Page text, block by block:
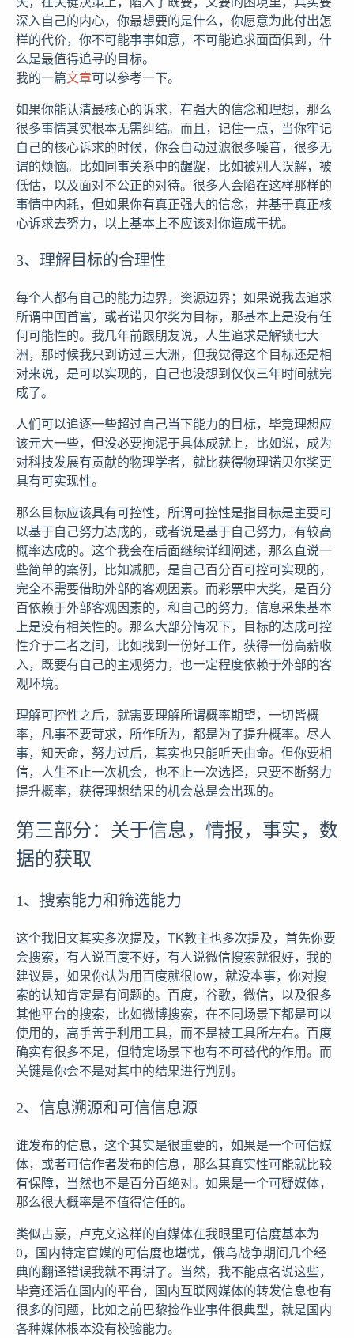
深入自己的内心，你最想要的是什么，你愿意为此付出怎
样的代价，你不可能事事如意，不可能追求面面俱到，什
么是最值得追寻的目标。
我的一篇文章可以参考一下。
如果你能认清最核心的诉求，有强大的信念和理想，那么
很多事情其实根本无需纠结。而且，记住一点，当你牢记
自己的核心诉求的时候，你会自动过滤很多噪音，很多无
谓的烦恼。比如同事关系中的龌龊，比如被别人误解，被
低估，以及面对不公正的对待。很多人会陷在这样那样的
事情中内耗，但如果你有真正强大的信念，并基于真正核
心诉求去努力，以上基本上不应该对你造成干扰。
3、理解目标的合理性
每个人都有自己的能力边界，资源边界；如果说我去追求
所谓中国首富，或者诺贝尔奖为目标，那基本上是没有任
何可能性的。我几年前跟朋友说，人生追求是解锁七大
洲，那时候我只到访过三大洲，但我觉得这个目标还是相
对来说，是可以实现的，自己也没想到仅仅三年时间就完
成了。
人们可以追逐一些超过自己当下能力的目标，毕竟理想应
该元大一些，但没必要拘泥于具体成就上，比如说，成为
对科技发展有贡献的物理学者，就比获得物理诺贝尔奖更
具有可实现性。
那么目标应该具有可控性，所谓可控性是指目标是主要可
以基于自己努力达成的，或者说是基于自己努力，有较高
概率达成的。这个我会在后面继续详细阐述，那么直说一
些简单的案例，比如减肥，是自己百分百可控可实现的，
完全不需要借助外部的客观因素。而彩票中大奖，是百分
百依赖于外部客观因素的，和自己的努力，信息采集基本
上是没有相关性的。那么大部分情况下，目标的达成可控
性介于二者之间，比如找到一份好工作，获得一份高薪收
入，既要有自己的主观努力，也一定程度依赖于外部的客
观环境。
理解可控性之后，就需要理解所谓概率期望，一切皆概
率，凡事不要苛求，所作所为，都是为了提升概率。尽人
事，知天命，努力过后，其实也只能听天由命。但你要相
信，人生不止一次机会，也不止一次选择，只要不断努力
提升概率，获得理想结果的机会总是会出现的。
第三部分：关于信息，情报，事实，数
据的获取
1、搜索能力和筛选能力
这个我旧文其实多次提及，TK教主也多次提及，首先你要
会搜索，有人说百度不好，有人说微信搜索就很好，我的
建议是，如果你认为用百度就很low，就没本事，你对搜
索的认知肯定是有问题的。百度，谷歌，微信，以及很多
其他平台的搜索，比如微博搜索，在不同场景下都是可以
使用的，高手善于利用工具，而不是被工具所左右。百度
确实有很多不足，但特定场景下也有不可替代的作用。而
关键是你会不是对其中的结果进行判别。
2、信息溯源和可信信息源
谁发布的信息，这个其实是很重要的，如果是一个可信媒
体，或者可信作者发布的信息，那么其真实性可能就比较
有保障，当然也不是百分百绝对。如果是一个可疑媒体，
那么很大概率是不值得信任的。
类似占豪，卢克文这样的自媒体在我眼里可信度基本为
0，国内特定官媒的可信度也堪忧，俄乌战争期间几个经
典的翻译错误我就不再讲了。当然，我不能点名说这些，
毕竟还活在国内的平台，国内互联网媒体的转发信息也有
很多的问题，比如之前巴黎捡作业事件很典型，就是国内
各种媒体根本没有校验能力。